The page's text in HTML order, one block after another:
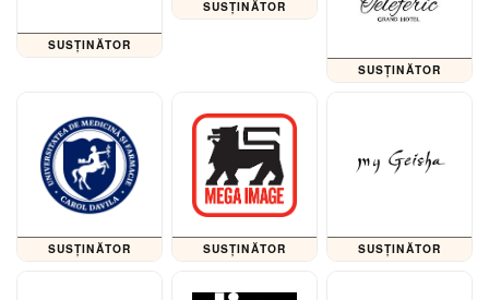
SUSȚINĂTOR
SUSȚINĂTOR
SUSȚINĂTOR
SUSȚINĂTOR SUSȚINĂTOR SUSȚINĂTOR